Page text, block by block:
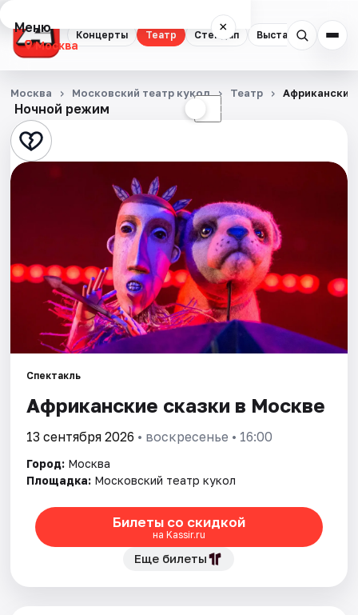
Концерты Театр Стендап Выставки
Меню ×
Москва
Концерты
Театр
Стендап
Экскурсии
Спорт
События
Города
Площадки
Артисты
Рейтинги
Ночной режим ☾
Москва Московский театр кукол Театр Африканские
Спектакль
Африканские сказки в Москве
13 сентября 2026 • воскресенье • 16:00
Город: Москва
Площадка: Московский театр кукол
Билеты со скидкой
на Kassir.ru
Еще билеты